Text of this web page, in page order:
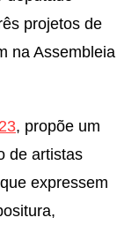
projetos de
na Assembleia
, propõe um
de artistas
expressem